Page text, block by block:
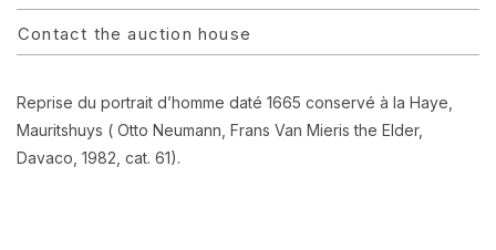
Contact the auction house
Reprise du portrait d’homme daté 1665 conservé à la Haye,
Mauritshuys ( Otto Neumann, Frans Van Mieris the Elder,
Davaco, 1982, cat. 61).